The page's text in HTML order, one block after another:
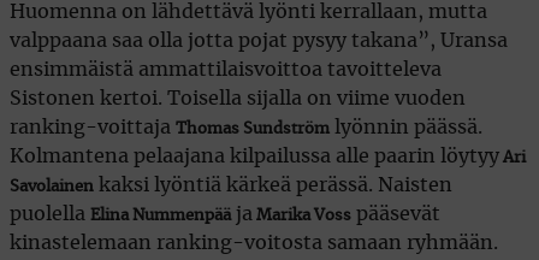
Huomenna on lähdettävä lyönti kerrallaan, mutta
valppaana saa olla jotta pojat pysyy takana”, Uransa
ensimmäistä ammattilaisvoittoa tavoitteleva
Sistonen kertoi. Toisella sijalla on viime vuoden
ranking-voittaja Thomas Sundström
lyönnin päässä.
Kolmantena pelaajana kilpailussa alle paarin löytyy Ari
Savolainen kaksi lyöntiä kärkeä perässä. Naisten
puolella Elina Nummenpää ja Marika Voss pääsevät
kinastelemaan ranking-voitosta samaan ryhmään.